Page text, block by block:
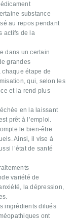
substance
au repos pendant
actifs de la
dans un certain
grandes
étape de
qui, selon les
et la rend plus
en la laissant
prêt à l’emploi.
le bien-être
Ainsi, il vise à
l’état de santé
variété de
la dépression,
ingrédients dilués
ont